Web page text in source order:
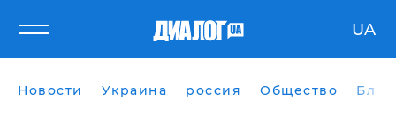
UA
Новости Украина россия Общество